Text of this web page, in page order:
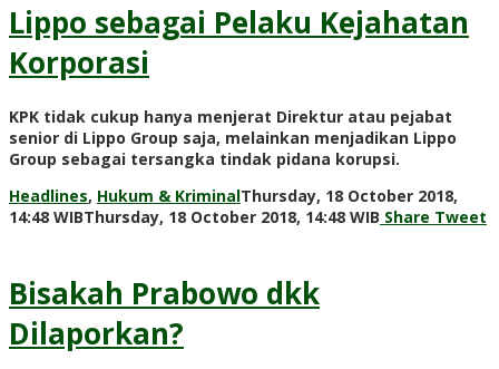
Lippo sebagai Pelaku Kejahatan
Korporasi
KPK tidak cukup hanya menjerat Direktur atau pejabat
senior di Lippo Group saja, melainkan menjadikan Lippo
Group sebagai tersangka tindak pidana korupsi.
Headlines, Hukum & KriminalThursday, 18 October 2018,
14:48 WIBThursday, 18 October 2018, 14:48 WIB by
Share Tweet
Bisakah Prabowo dkk
Dilaporkan?